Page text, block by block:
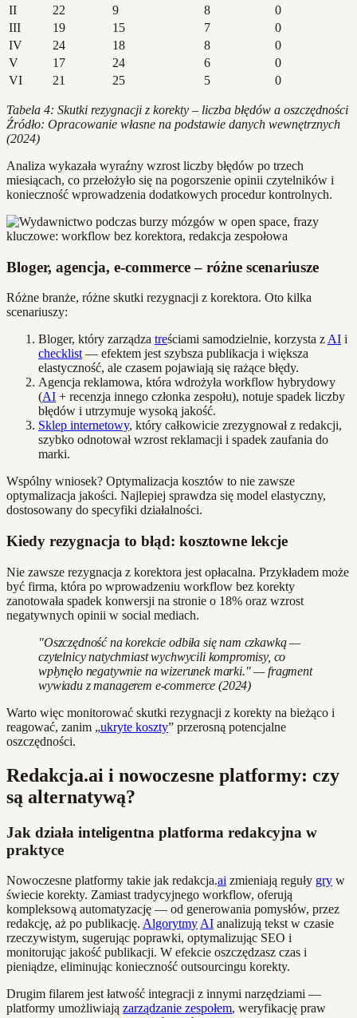
II
22 9 8
0
III
19 15 7
0
IV
24 18 8
0
V
17 24 6
0
VI
21 25 5 0
Tabela 4: Skutki rezygnacji z korekty – liczba błędów a oszczędności
Źródło: Opracowanie własne na podstawie danych wewnętrznych
(2024)
Analiza wykazała wyraźny wzrost liczby błędów po trzech
miesiącach, co przełożyło się na pogorszenie opinii czytelników i
konieczność wprowadzenia dodatkowych procedur kontrolnych.
Bloger, agencja, e-commerce – różne scenariusze
Różne branże, różne skutki rezygnacji z korektora. Oto kilka
scenariuszy:
Bloger, który zarządza treściami samodzielnie, korzysta zAI i
checklist— efektem jest szybsza publikacja i większa
elastyczność, ale czasem pojawiają się rażące błędy.
Agencja reklamowa, która wdrożyła workflow hybrydowy
(AI + recenzja innego członka zespołu), notuje spadek liczby
błędów i utrzymuje wysoką jakość.
Sklep internetowy, który całkowicie zrezygnował z redakcji,
szybko odnotował wzrost reklamacji i spadek zaufania do
marki.
Wspólny wniosek? Optymalizacja kosztów to nie zawsze
optymalizacja jakości. Najlepiej sprawdza się model elastyczny,
dostosowany do specyfiki działalności.
Kiedy rezygnacja to błąd: kosztowne lekcje
Nie zawsze rezygnacja z korektora jest opłacalna. Przykładem może
być firma, która po wprowadzeniu workflow bez korekty
zanotowała spadek konwersji na stronie o 18% oraz wzrost
negatywnych opinii w social mediach.
"Oszczędność na korekcie odbiła się nam czkawką —
czytelnicy natychmiast wychwycili kompromisy, co
wpłynęło negatywnie na wizerunek marki." — fragment
wywiadu z managerem e-commerce (2024)
Warto więc monitorować skutki rezygnacji z korekty na bieżąco i
reagować, zanim „ukryte koszty” przerosną potencjalne
oszczędności.
Redakcja.ai i nowoczesne platformy: czy
są alternatywą?
Jak działa inteligentna platforma redakcyjna w
praktyce
Nowoczesne platformy takie jak redakcja.ai zmieniają reguły gry w
świecie korekty. Zamiast tradycyjnego workflow, oferują
kompleksową automatyzację — od generowania pomysłów, przez
redakcję, aż po publikację. AlgorytmyAI analizują tekst w czasie
rzeczywistym, sugerując poprawki, optymalizując SEO i
monitorując jakość publikacji. W efekcie oszczędzasz czas i
pieniądze, eliminując konieczność outsourcingu korekty.
Drugim filarem jest łatwość integracji z innymi narzędziami —
platformy umożliwiają zarządzanie zespołem, weryfikację praw